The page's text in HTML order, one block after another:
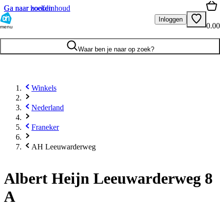
Ga naar hoofdinhoud
Ga naar zoeken
menu
Inloggen
0.00
Waar ben je naar op zoek?
Winkels
Nederland
Franeker
AH Leeuwarderweg
Albert Heijn Leeuwarderweg 8
A